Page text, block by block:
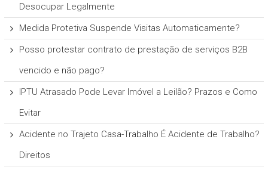
Desocupar Legalmente
Medida Protetiva Suspende Visitas Automaticamente?
Posso protestar contrato de prestação de serviços B2B
vencido e não pago?
IPTU Atrasado Pode Levar Imóvel a Leilão? Prazos e Como
Evitar
Acidente no Trajeto Casa-Trabalho É Acidente de Trabalho?
Direitos